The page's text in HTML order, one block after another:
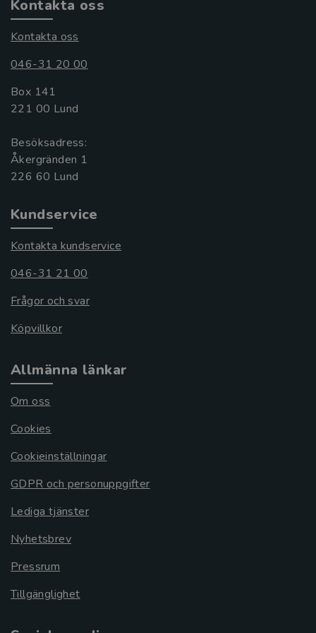
Kontakta oss
Kontakta oss
046-31 20 00
Box 141
221 00 Lund
Besöksadress:
Åkergränden 1
Kundservice
Kontakta kundservice
046-31 21 00
Frågor och svar
Köpvillkor
Allmänna länkar
Om oss
Cookies
Cookieinställningar
GDPR och personuppgifter
Lediga tjänster
Nyhetsbrev
Pressrum
Tillgänglighet